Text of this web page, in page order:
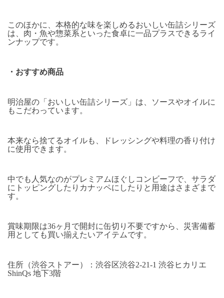
このほかに、本格的な味を楽しめるおいしい缶詰シリーズ
は、肉・魚や惣菜系といった食卓に一品プラスできるライ
ンナップです。
・おすすめ商品
明治屋の「おいしい缶詰シリーズ」は、ソースやオイルに
もこだわっています。
本来なら捨てるオイルも、ドレッシングや料理の香り付け
に使用できます。
中でも人気なのがプレミアムほぐしコンビーフで、サラダ
にトッピングしたりカナッペにしたりと用途はさまざまで
す。
賞味期限は36ヶ月で開封に缶切り不要ですから、災害備蓄
用としても買い揃えたいアイテムです。
住所（渋谷ストアー）：渋谷区渋谷2-21-1 渋谷ヒカリエ
ShinQs 地下3階